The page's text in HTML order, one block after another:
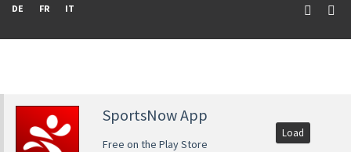
DE FR IT
SportsNow App
Free on the Play Store
Load